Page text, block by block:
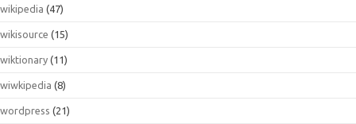
wikipedia (47)
wikisource (15)
wiktionary (11)
wiwkipedia (8)
wordpress (21)